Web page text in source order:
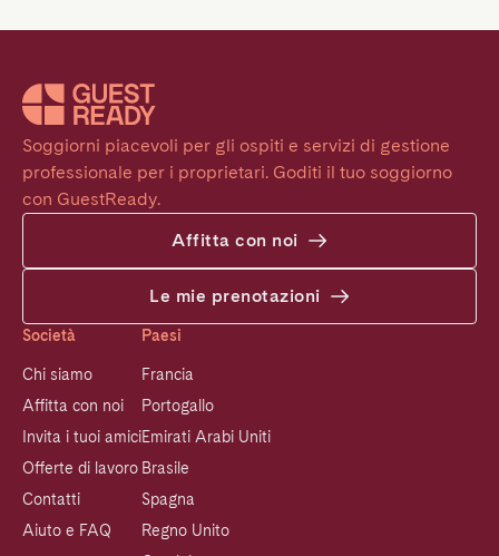
Soggiorni piacevoli per gli ospiti e servizi di gestione
professionale per i proprietari. Goditi il tuo soggiorno
con GuestReady.
Affitta con noi
Le mie prenotazioni
Società
Chi siamo
Affitta con noi
Invita i tuoi amici
Offerte di lavoro
Contatti
Aiuto e FAQ
Paesi
Francia
Portogallo
Emirati Arabi Uniti
Brasile
Spagna
Regno Unito